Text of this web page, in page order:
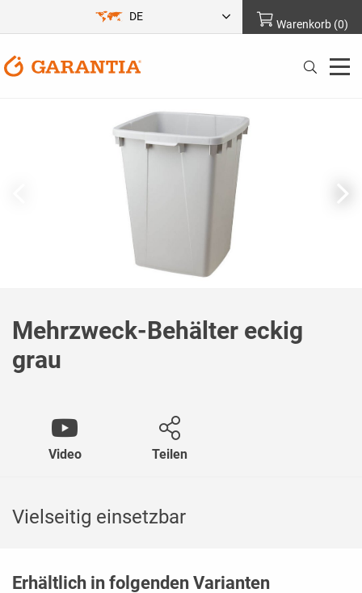
Warenkorb (0)
DE
Mehrzweck-Behälter eckig
grau
Video Teilen
Vielseitig einsetzbar
Erhältlich in folgenden Varianten